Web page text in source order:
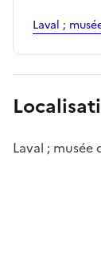
Laval ;
Laval ;